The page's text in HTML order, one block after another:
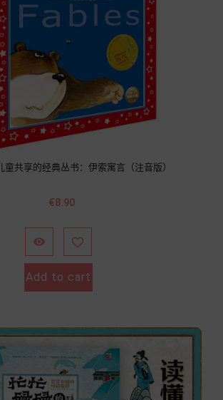
童共享的经典丛书：伊索寓言（注音版）
價
€8.90
 
Add to cart